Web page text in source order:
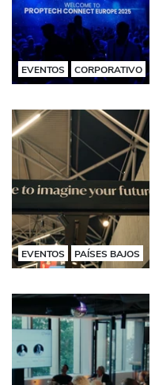
EVENTOS CORPORATIVO
EVENTOS PAÍSES BAJOS